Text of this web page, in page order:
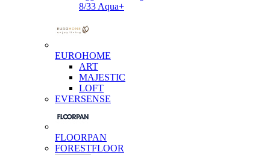
8/33 Aqua+
EUROHOME
ART
MAJESTIC
LOFT
EVERSENSE
FLOORPAN
FORESTFLOOR